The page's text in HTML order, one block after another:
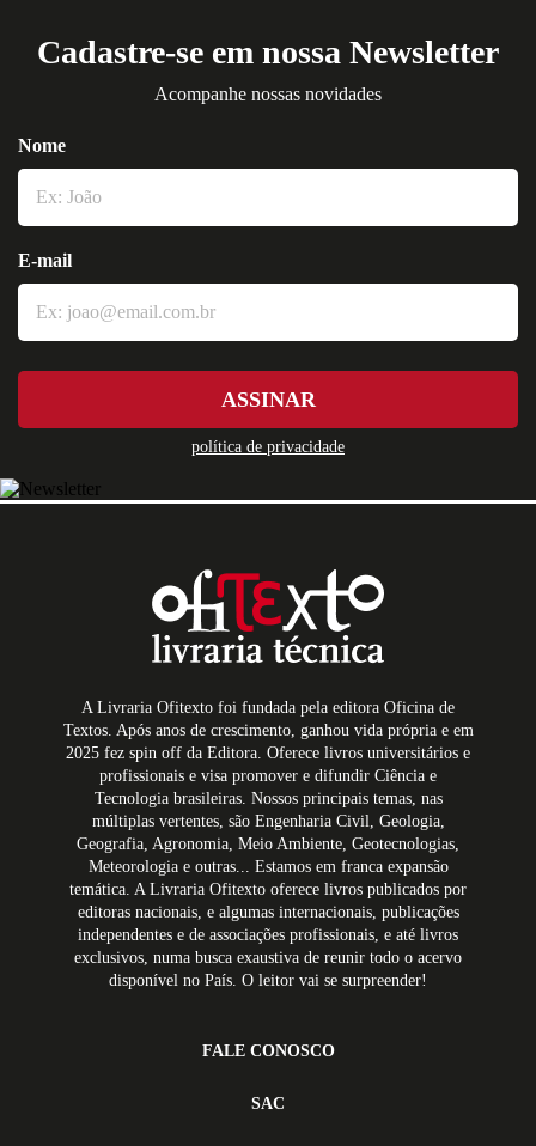
Cadastre-se em nossa Newsletter
Acompanhe nossas novidades
política de privacidade
Nome
E-mail
ASSINAR
A Livraria Ofitexto foi fundada pela editora Oficina de
Textos. Após anos de crescimento, ganhou vida própria e em
2025 fez spin off da Editora. Oferece livros universitários e
profissionais e visa promover e difundir Ciência e
Tecnologia brasileiras. Nossos principais temas, nas
múltiplas vertentes, são Engenharia Civil, Geologia,
Geografia, Agronomia, Meio Ambiente, Geotecnologias,
Meteorologia e outras... Estamos em franca expansão
temática. A Livraria Ofitexto oferece livros publicados por
editoras nacionais, e algumas internacionais, publicações
independentes e de associações profissionais, e até livros
exclusivos, numa busca exaustiva de reunir todo o acervo
disponível no País. O leitor vai se surpreender!
FALE CONOSCO
SAC